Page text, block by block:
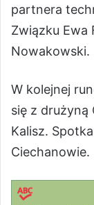
partnera
Związku Ewa
Nowakowski.
W kolejnej
się z drużyną
Kalisz.
Ciechanowie.